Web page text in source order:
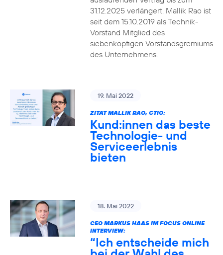
31.12.2025 verlängert. Mallik Rao ist
seit dem 15.10.2019 als Technik-
Vorstand Mitglied des
siebenköpfigen Vorstandsgremiums
des Unternehmens.
19. Mai 2022
ZITAT MALLIK RAO, CTIO:
Kund:innen das beste
Technologie- und
Serviceerlebnis
bieten
18. Mai 2022
CEO MARKUS HAAS IM FOCUS ONLINE
INTERVIEW:
“Ich entscheide mich